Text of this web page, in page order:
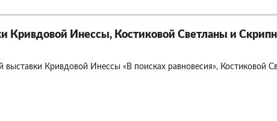
Кривдовой Инессы, Костиковой Светланы и
выставки Кривдовой Инессы «В поисках равновесия», Костиковой